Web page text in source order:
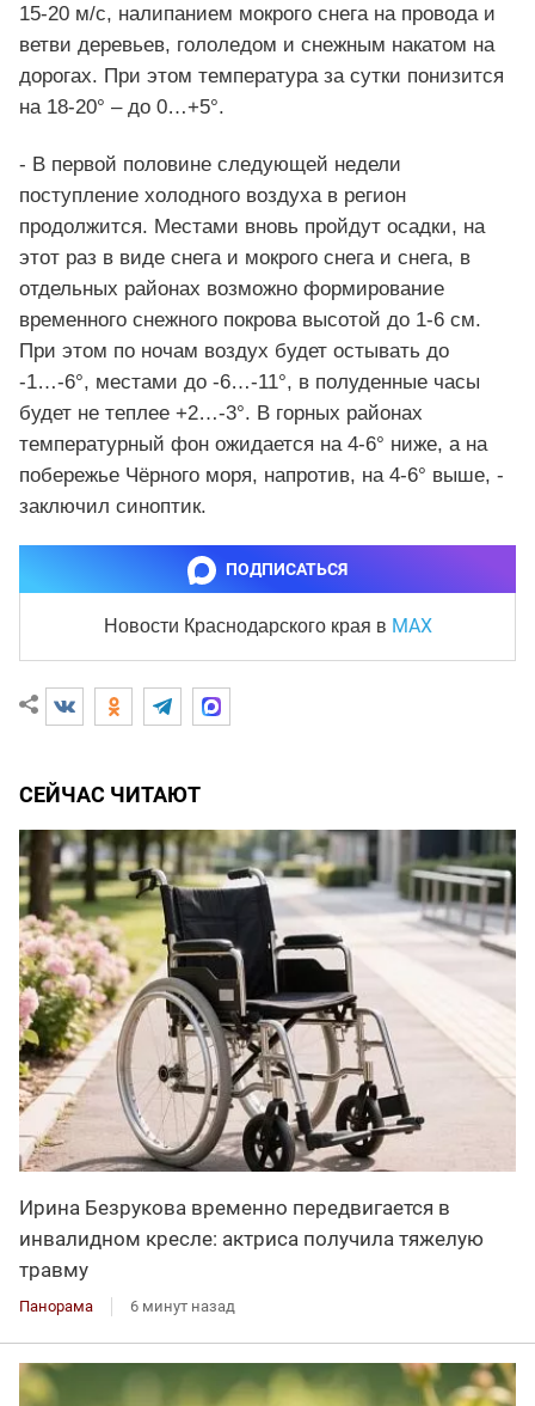
15-20 м/с, налипанием мокрого снега на провода и
ветви деревьев, гололедом и снежным накатом на
дорогах. При этом температура за сутки понизится
на 18-20° – до 0…+5°.
- В первой половине следующей недели
поступление холодного воздуха в регион
продолжится. Местами вновь пройдут осадки, на
этот раз в виде снега и мокрого снега и снега, в
отдельных районах возможно формирование
временного снежного покрова высотой до 1-6 см.
При этом по ночам воздух будет остывать до
-1…-6°, местами до -6…-11°, в полуденные часы
будет не теплее +2…-3°. В горных районах
температурный фон ожидается на 4-6° ниже, а на
побережье Чёрного моря, напротив, на 4-6° выше, -
заключил синоптик.
ПОДПИСАТЬСЯ
Новости Краснодарского края в MAX
СЕЙЧАС ЧИТАЮТ
Ирина Безрукова временно передвигается в
инвалидном кресле: актриса получила тяжелую
травму
Панорама 6 минут назад